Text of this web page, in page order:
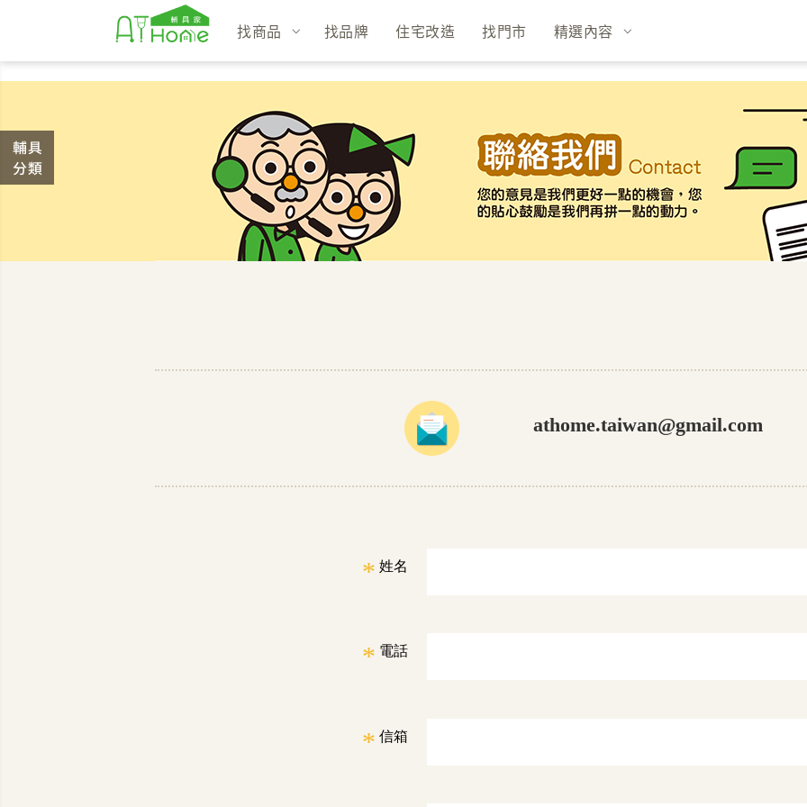
找商品 找品牌 住宅改造 找門市 精選內容
athome.taiwan@gmail.com
* 姓名
* 電話
* 信箱